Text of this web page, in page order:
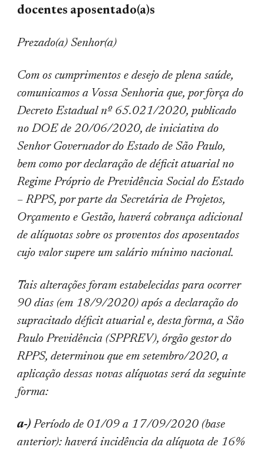
docentes aposentado(a)s
Prezado(a) Senhor(a)
Com os cumprimentos e desejo de plena saúde,
comunicamos a Vossa Senhoria que, por força do
Decreto Estadual nº 65.021/2020, publicado
no DOE de 20/06/2020, de iniciativa do
Senhor Governador do Estado de São Paulo,
bem como por declaração de déficit atuarial no
Regime Próprio de Previdência Social do Estado
– RPPS, por parte da Secretária de Projetos,
Orçamento e Gestão, haverá cobrança adicional
de alíquotas sobre os proventos dos aposentados
cujo valor supere um salário mínimo nacional.
Tais alterações foram estabelecidas para ocorrer
90 dias (em 18/9/2020) após a declaração do
supracitado déficit atuarial e, desta forma, a São
Paulo Previdência (SPPREV), órgão gestor do
RPPS, determinou que em setembro/2020, a
aplicação dessas novas alíquotas será da seguinte
forma:
a-)Período de 01/09 a 17/09/2020 (base
anterior): haverá incidência da alíquota de 16%